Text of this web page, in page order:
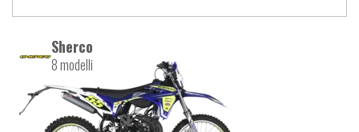
Sherco
8 modelli
SE